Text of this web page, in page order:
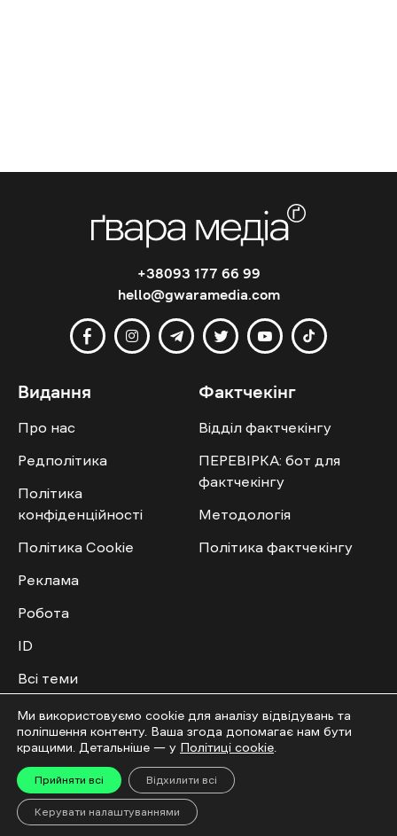
+38093 177 66 99
hello@gwaramedia.com
Видання
Про нас
Редполітика
Політика
конфіденційності
Політика Cookie
Реклама
Робота
ID
Всі теми
Публічний договір
Фактчекінг
Відділ фактчекінгу
ПЕРЕВІРКА: бот для
фактчекінгу
Методологія
Політика фактчекінгу
Мультимедіа
Відео
Фото
Спільнота
Приєднатись
Ми використовуємо cookie для аналізу відвідувань та
поліпшення контенту. Ваша згода допомагає нам бути
кращими. Детальніше — у Політиці cookie
Прийняти всі Відхилити всі
Керувати налаштуваннями